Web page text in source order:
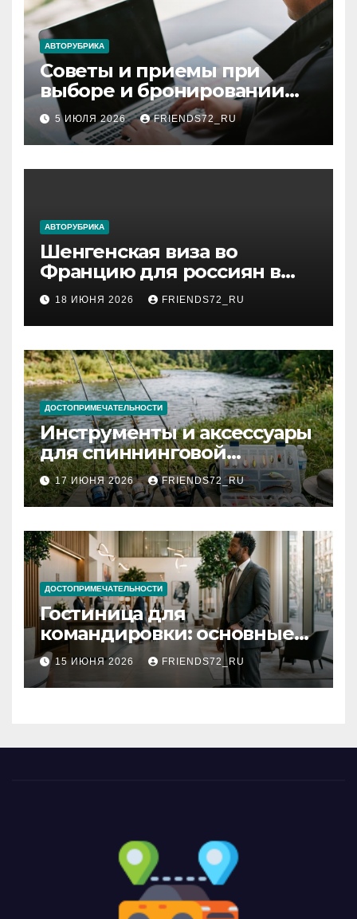
АВТОРУБРИКА
Советы и приемы при
выборе и бронировании
авиабилетов
5 ИЮЛЯ 2026 FRIENDS72_RU
АВТОРУБРИКА
Шенгенская виза во
Францию для россиян в
2026 году: сроки от 3 дней
и список необходимых
документов
18 ИЮНЯ 2026 FRIENDS72_RU
ДОСТОПРИМЕЧАТЕЛЬНОСТИ
Инструменты и аксессуары
для спиннинговой
рыбалки: назначение и
типы
17 ИЮНЯ 2026 FRIENDS72_RU
ДОСТОПРИМЕЧАТЕЛЬНОСТИ
Гостиница для
командировки: основные
критерии выбора
15 ИЮНЯ 2026 FRIENDS72_RU